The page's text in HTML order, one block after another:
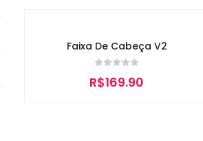
Faixa De Cabeça V2
R$169.90